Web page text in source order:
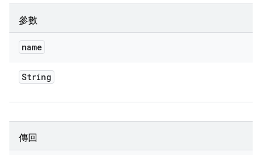
參數
name
String
傳回